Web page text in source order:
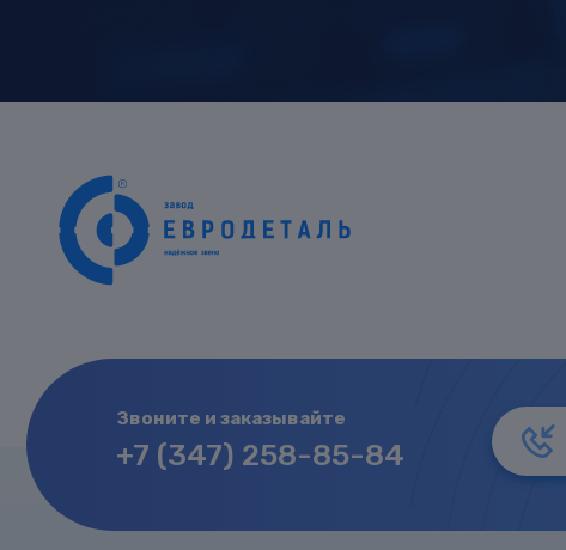
Звоните и заказывайте
+7 (347) 258-85-84